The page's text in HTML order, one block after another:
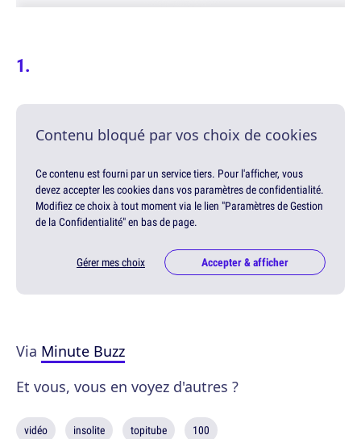
Contenu bloqué par vos choix de cookies
Ce contenu est fourni par un service tiers. Pour l'afficher, vous
devez accepter les cookies dans vos paramètres de confidentialité.
Modifiez ce choix à tout moment via le lien "Paramètres de Gestion
de la Confidentialité" en bas de page.
Gérer mes choix Accepter & afficher
Via Minute Buzz
Et vous, vous en voyez d'autres ?
vidéo insolite topitube 100